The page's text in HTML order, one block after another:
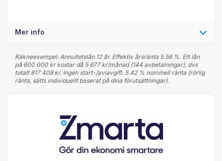
Mer info
Räkneexempel: Annuitetslån 12 år. Effektiv årsränta 5.56 %. Ett lån
på 600 000 kr kostar då 5 677 kr/månad (144 avbetalningar), dvs
totalt 817 408 kr. Ingen start-/aviavgift. 5.42 % nominell ränta (rörlig
ränta, sätts individuellt baserat på dina förutsättningar).